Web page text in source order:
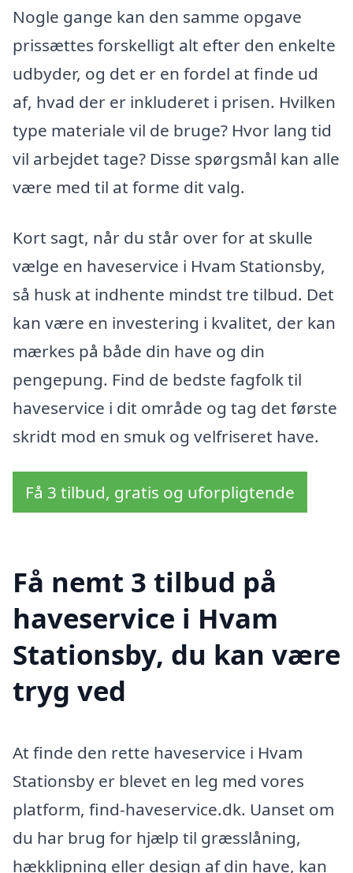
Nogle gange kan den samme opgave
prissættes forskelligt alt efter den enkelte
udbyder, og det er en fordel at finde ud
af, hvad der er inkluderet i prisen. Hvilken
type materiale vil de bruge? Hvor lang tid
vil arbejdet tage? Disse spørgsmål kan alle
være med til at forme dit valg.
Kort sagt, når du står over for at skulle
vælge en haveservice i Hvam Stationsby,
så husk at indhente mindst tre tilbud. Det
kan være en investering i kvalitet, der kan
mærkes på både din have og din
pengepung. Find de bedste fagfolk til
haveservice i dit område og tag det første
skridt mod en smuk og velfriseret have.
Få 3 tilbud, gratis og uforpligtende
Få nemt 3 tilbud på
haveservice i Hvam
Stationsby, du kan være
tryg ved
At finde den rette haveservice i Hvam
Stationsby er blevet en leg med vores
platform, find-haveservice.dk. Uanset om
du har brug for hjælp til græsslåning,
hækklipning eller design af din have, kan